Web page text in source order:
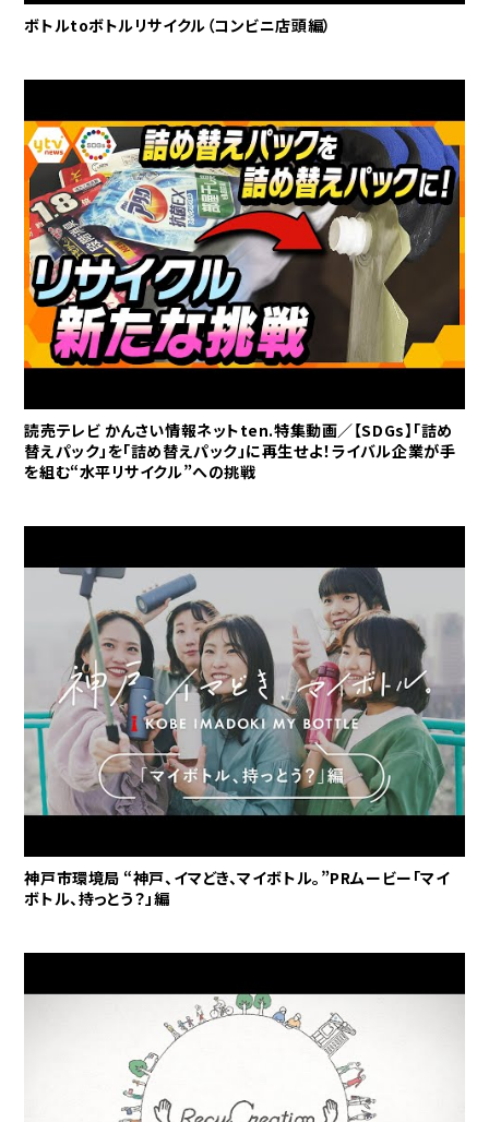
ボトルtoボトルリサイクル（コンビニ店頭編）
読売テレビ かんさい情報ネットten.特集動画／【SDGs】「詰め
替えパック」を「詰め替えパック」に再生せよ！ライバル企業が手
を組む“水平リサイクル”への挑戦
神戸市環境局 “神戸、イマどき、マイボトル。”PRムービー「マイ
ボトル、持っとう？」編